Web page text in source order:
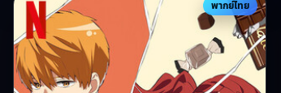
พากย์ไทย